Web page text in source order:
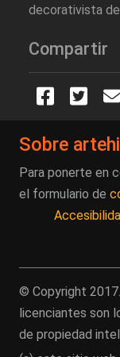
decorativista
Compartir
Sobre
Para ponerte en
el formulario de
© Copyright 2017.
licenciantes son
de propiedad